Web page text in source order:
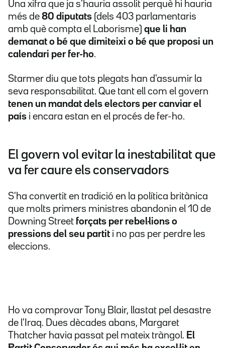
Una xifra que ja s'hauria assolit perquè hi hauria
més de 80 diputats (dels 403 parlamentaris
amb què compta el Laborisme) que li han
demanat o bé que dimiteixi o bé que proposi un
calendari per fer-ho.
Starmer diu que tots plegats han d'assumir la
seva responsabilitat. Que tant ell com el govern
tenen un mandat dels electors per canviar el
país i encara estan en el procés de fer-ho.
El govern vol evitar la inestabilitat que
va fer caure els conservadors
S'ha convertit en tradició en la política britànica
que molts primers ministres abandonin el 10 de
Downing Street forçats per rebel·lions o
pressions del seu partit i no pas per perdre les
eleccions.
Ho va comprovar Tony Blair, llastat pel desastre
de l'Iraq. Dues dècades abans, Margaret
Thatcher havia passat pel mateix tràngol. El